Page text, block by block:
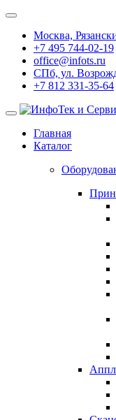
Москва,
+7 495 744-02-19
office@infots.ru
СПб, ул.
+7 812 331-35-64
Главная
Каталог